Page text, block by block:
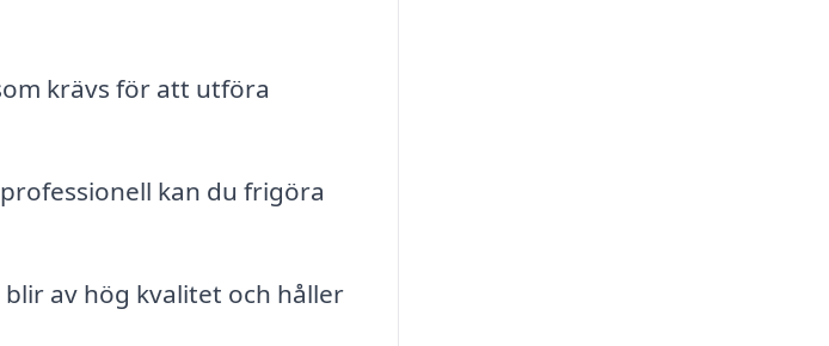
krävs för att utföra
kan du frigöra
av hög kvalitet och håller